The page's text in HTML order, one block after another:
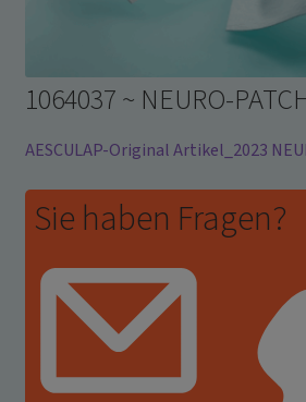
1064037 ~ NEURO-
AESCULAP-Original Artikel_2023
Sie haben Fragen?